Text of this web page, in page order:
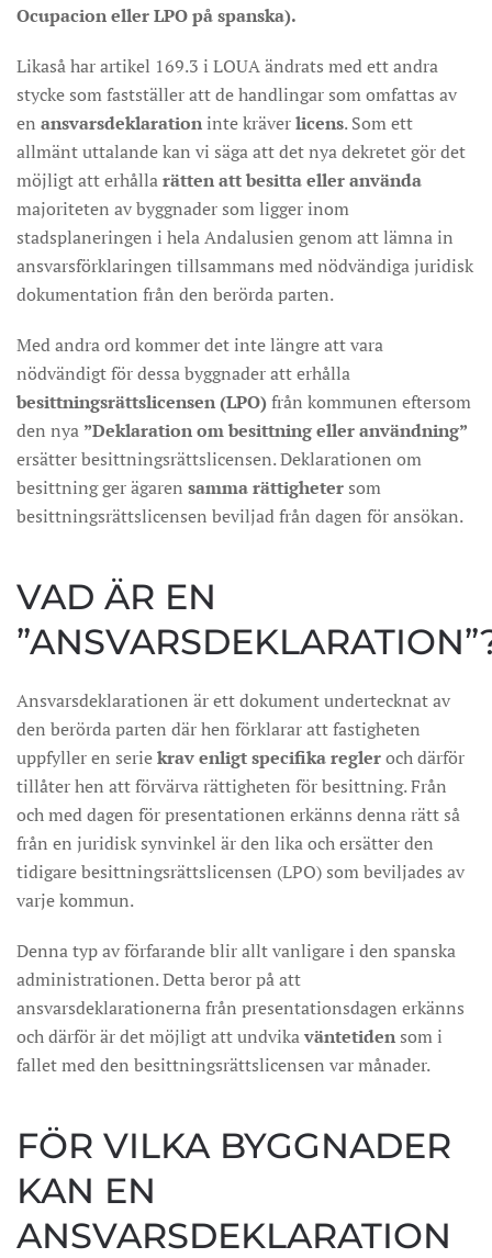
Ocupacion eller LPO på spanska).
Likaså har artikel 169.3 i LOUA ändrats med ett andra
stycke som fastställer att de handlingar som omfattas av
en ansvarsdeklarationinte kräverlicens. Som ett
allmänt uttalande kan vi säga att det nya dekretet gör det
möjligt att erhållarätten att besitta eller använda
majoriteten av byggnader som ligger inom
stadsplaneringen i hela Andalusien genom att lämna in
ansvarsförklaringen tillsammans med nödvändiga juridisk
dokumentation från den berörda parten.
Med andra ord kommer det inte längre att vara
nödvändigt för dessa byggnader att erhålla
besittningsrättslicensen (LPO)från kommunen eftersom
den nya ”Deklaration om besittning eller användning”
ersätter besittningsrättslicensen. Deklarationen om
besittning ger ägaren samma rättigheter som
besittningsrättslicensen beviljad från dagen för ansökan.
VAD ÄR EN
Ansvarsdeklarationen är ett dokument undertecknat av
den berörda parten där hen förklarar att fastigheten
uppfyller en seriekrav enligt specifika regleroch därför
tillåter hen att förvärva rättigheten för besittning. Från
och med dagen för presentationen erkänns denna rätt så
från en juridisk synvinkel är den lika och ersätter den
tidigare besittningsrättslicensen (LPO) som beviljades ​​av
varje kommun.
Denna typ av förfarande blir allt vanligare i den spanska
administrationen. Detta beror på att
ansvarsdeklarationerna från presentationsdagen erkänns
och därför är det möjligt att undvikaväntetiden som i
fallet med den besittningsrättslicensen var månader.
FÖR VILKA BYGGNADER
KAN EN
ANSVARSDEKLARATION